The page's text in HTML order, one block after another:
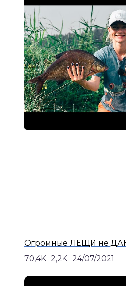
70,4K 2,2K 24/07/2021